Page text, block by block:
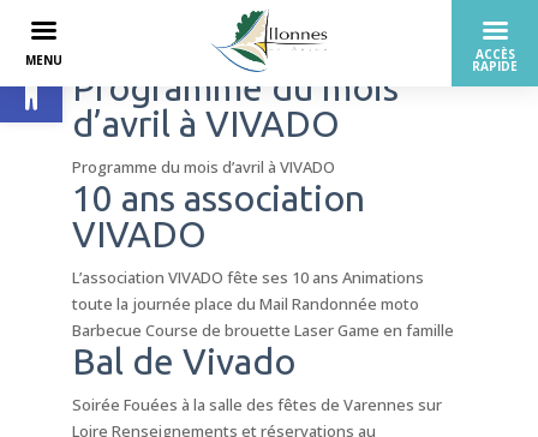
Ouvrir la barre d’outils
Programme du mois
d’avril à VIVADO
Programme du mois d’avril à VIVADO
10 ans association
VIVADO
L’association VIVADO fête ses 10 ans Animations
toute la journée place du Mail Randonnée moto
Barbecue Course de brouette Laser Game en famille
Bal de Vivado
Soirée Fouées à la salle des fêtes de Varennes sur
Loire Renseignements et réservations au